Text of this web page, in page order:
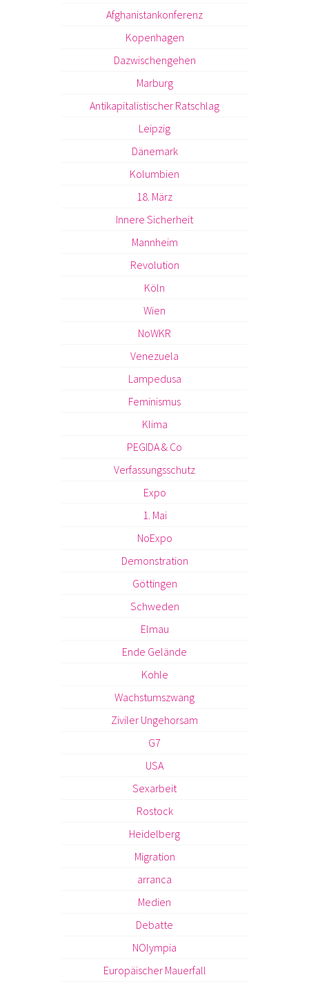
Afghanistankonferenz
Kopenhagen
Dazwischengehen
Marburg
Antikapitalistischer Ratschlag
Leipzig
Dänemark
Kolumbien
18. März
Innere Sicherheit
Mannheim
Revolution
Köln
Wien
NoWKR
Venezuela
Lampedusa
Feminismus
Klima
PEGIDA & Co
Verfassungsschutz
Expo
1. Mai
NoExpo
Demonstration
Göttingen
Schweden
Elmau
Ende Gelände
Kohle
Wachstumszwang
Ziviler Ungehorsam
G7
USA
Sexarbeit
Rostock
Heidelberg
Migration
arranca
Medien
Debatte
NOlympia
Europäischer Mauerfall